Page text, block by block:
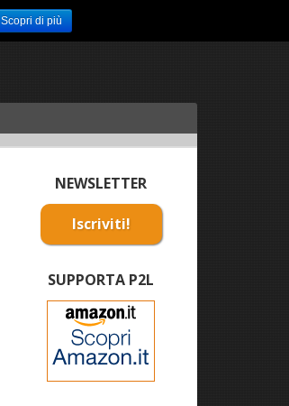
NEWSLETTER
Iscriviti!
SUPPORTA P2L
Scopri di più